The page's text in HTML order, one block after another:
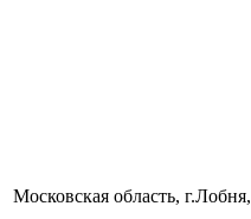
Московская область,